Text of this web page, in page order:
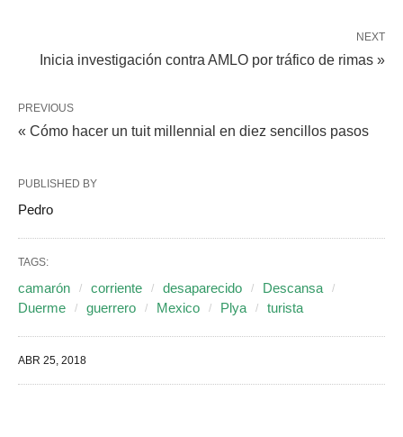
NEXT
Inicia investigación contra AMLO por tráfico de rimas »
PREVIOUS
« Cómo hacer un tuit millennial en diez sencillos pasos
PUBLISHED BY
Pedro
TAGS:
camarón corriente desaparecido
Descansa
Duerme
guerrero Mexico Plya turista
ABR 25, 2018